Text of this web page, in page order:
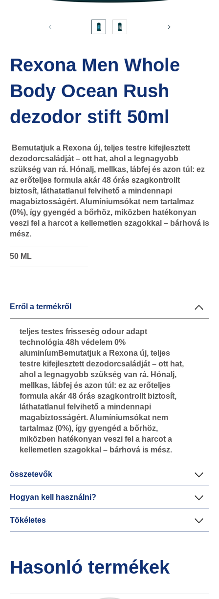
Rexona Men Whole
Body Ocean Rush
dezodor stift 50ml
Bemutatjuk a Rexona új, teljes testre kifejlesztett
dezodorcsaládját – ott hat, ahol a legnagyobb
szükség van rá. Hónalj, mellkas, lábfej és azon túl: ez
az erőteljes formula akár 48 órás szagkontrollt
biztosít, láthatatlanul felvihető a mindennapi
magabiztosságért. Alumíniumsókat nem tartalmaz
(0%), így gyengéd a bőrhöz, miközben hatékonyan
veszi fel a harcot a kellemetlen szagokkal – bárhová is
mész.
50 ML
Erről a termékről
teljes testes frisseség odour adapt
technológia 48h védelem 0%
aluminíumBemutatjuk a Rexona új, teljes
testre kifejlesztett dezodorcsaládját – ott hat,
ahol a legnagyobb szükség van rá. Hónalj,
mellkas, lábfej és azon túl: ez az erőteljes
formula akár 48 órás szagkontrollt biztosít,
láthatatlanul felvihető a mindennapi
magabiztosságért. Alumíniumsókat nem
tartalmaz (0%), így gyengéd a bőrhöz,
miközben hatékonyan veszi fel a harcot a
kellemetlen szagokkal – bárhová is mész.
összetevők
Hogyan kell használni?
Tökéletes
Hasonló termékek